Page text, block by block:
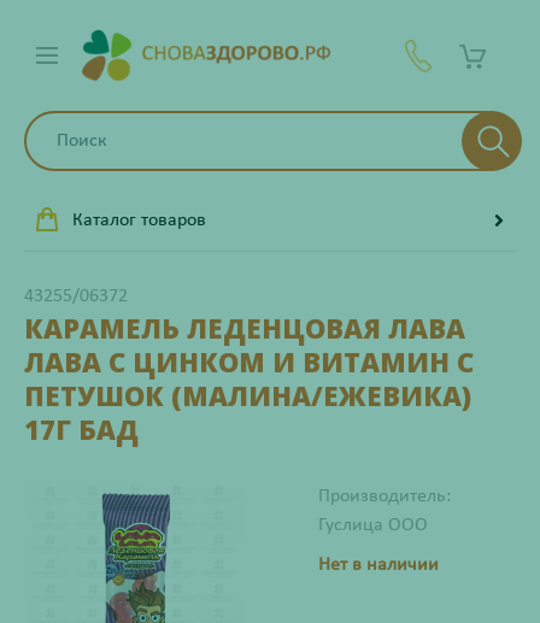
Каталог товаров
43255/06372
КАРАМЕЛЬ ЛЕДЕНЦОВАЯ ЛАВА
ЛАВА С ЦИНКОМ И ВИТАМИН С
ПЕТУШОК (МАЛИНА/ЕЖЕВИКА)
17Г БАД
Производитель:
Гуслица ООО
Нет в наличии